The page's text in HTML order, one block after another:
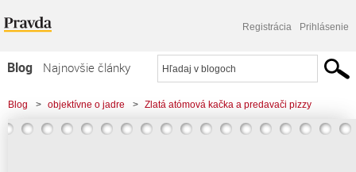
Registrácia Prihlásenie
Blog
Najnovšie články
Najčítanejšie články
Najkomentovanejšie články
Blog > objektívne o jadre > Zlatá atómová kačka a predavači pizzy